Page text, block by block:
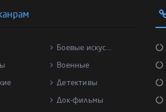
Боевые искус...
Военные
Детективы
Док-фильмы